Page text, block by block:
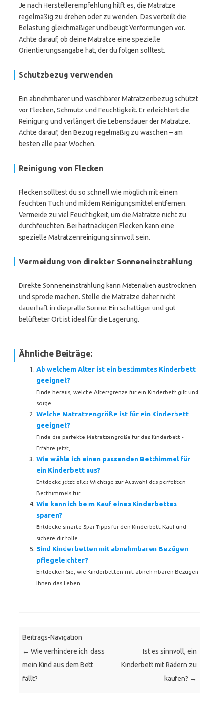
Je nach Herstellerempfehlung hilft es, die Matratze
regelmäßig zu drehen oder zu wenden. Das verteilt die
Belastung gleichmäßiger und beugt Verformungen vor.
Achte darauf, ob deine Matratze eine spezielle
Orientierungsangabe hat, der du folgen solltest.
Schutzbezug verwenden
Ein abnehmbarer und waschbarer Matratzenbezug schützt
vor Flecken, Schmutz und Feuchtigkeit. Er erleichtert die
Reinigung und verlängert die Lebensdauer der Matratze.
Achte darauf, den Bezug regelmäßig zu waschen – am
besten alle paar Wochen.
Reinigung von Flecken
Flecken solltest du so schnell wie möglich mit einem
feuchten Tuch und mildem Reinigungsmittel entfernen.
Vermeide zu viel Feuchtigkeit, um die Matratze nicht zu
durchfeuchten. Bei hartnäckigen Flecken kann eine
spezielle Matratzenreinigung sinnvoll sein.
Vermeidung von direkter Sonneneinstrahlung
Direkte Sonneneinstrahlung kann Materialien austrocknen
und spröde machen. Stelle die Matratze daher nicht
dauerhaft in die pralle Sonne. Ein schattiger und gut
belüfteter Ort ist ideal für die Lagerung.
Ähnliche Beiträge:
Ab welchem Alter ist ein bestimmtes Kinderbett
geeignet?
Finde heraus, welche Altersgrenze für ein Kinderbett gilt und
sorge...
Welche Matratzengröße ist für ein Kinderbett
geeignet?
Finde die perfekte Matratzengröße für das Kinderbett -
Erfahre jetzt,...
Wie wähle ich einen passenden Betthimmel für
ein Kinderbett aus?
Entdecke jetzt alles Wichtige zur Auswahl des perfekten
Betthimmels für...
Wie kann ich beim Kauf eines Kinderbettes
sparen?
Entdecke smarte Spar-Tipps für den Kinderbett-Kauf und
sichere dir tolle...
Sind Kinderbetten mit abnehmbaren Bezügen
pflegeleichter?
Entdecken Sie, wie Kinderbetten mit abnehmbaren Bezügen
Ihnen das Leben...
Beitrags-Navigation
← Wie verhindere ich, dass
mein Kind aus dem Bett
fällt?
Ist es sinnvoll, ein
Kinderbett mit Rädern zu
kaufen? →